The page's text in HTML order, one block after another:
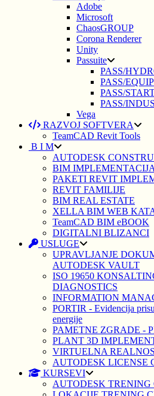
Adobe
Microsoft
ChaosGROUP
Corona Renderer
Unity
Passuite
PASS/
PASS/EQUIP
PASS/
PASS/
Vega
RAZVOJ SOFTVERA
TeamCAD Revit Tools
B I M
AUTODESK
BIM IMPLEMENTACIJA
PAKETI REVIT
REVIT FAMILIJE
BIM REAL ESTATE
XELLA BIM WEB
TeamCAD BIM eBOOK
DIGITALNI BLIZANCI
USLUGE
UPRAVLJANJE
AUTODESK VAULT
ISO 19650
DIAGNOSTICS
INFORMATION
PORTIR - Evidencija
energije
PAMETNE ZGRADE -
PLANT 3D
VIRTUELNA
AUTODESK LICENSE
KURSEVI
AUTODESK TRENING